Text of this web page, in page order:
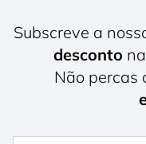
Subscreve a
desconto
Não percas